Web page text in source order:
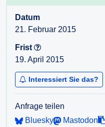
Datum
21. Februar 2015
Frist
19. April 2015
Interessiert Sie das?
Anfrage teilen
Bluesky
Mastodon